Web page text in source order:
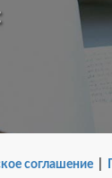
соглашение|